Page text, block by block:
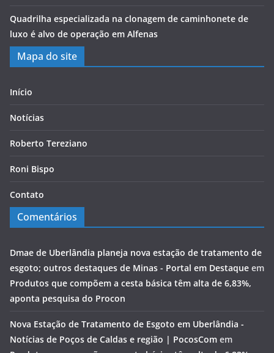
Quadrilha especializada na clonagem de caminhonete de
luxo é alvo de operação em Alfenas
Mapa do site
Início
Notícias
Roberto Tereziano
Roni Bispo
Contato
Comentários
Dmae de Uberlândia planeja nova estação de tratamento de
esgoto; outros destaques de Minas - Portal em Destaque em
Produtos que compõem a cesta básica têm alta de 6,83%,
aponta pesquisa do Procon
Nova Estação de Tratamento de Esgoto em Uberlândia -
Notícias de Poços de Caldas e região | PocosCom em